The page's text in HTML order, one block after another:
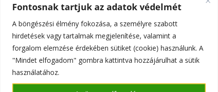
Fontosnak tartjuk az adatok védelmét
A böngészési élmény fokozása, a személyre szabott
hirdetések vagy tartalmak megjelenítése, valamint a
forgalom elemzése érdekében sütiket (cookie) használunk. A
"Mindet elfogadom" gombra kattintva hozzájárulhat a sütik
használatához.
Copyright © 2026Szentmiklós Online